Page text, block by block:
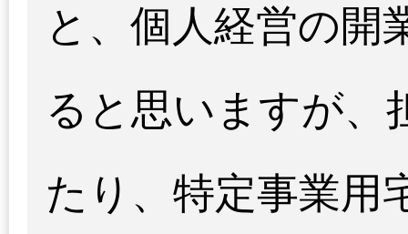
と、個人経営の開
ると思いますが、
たり、特定事業用